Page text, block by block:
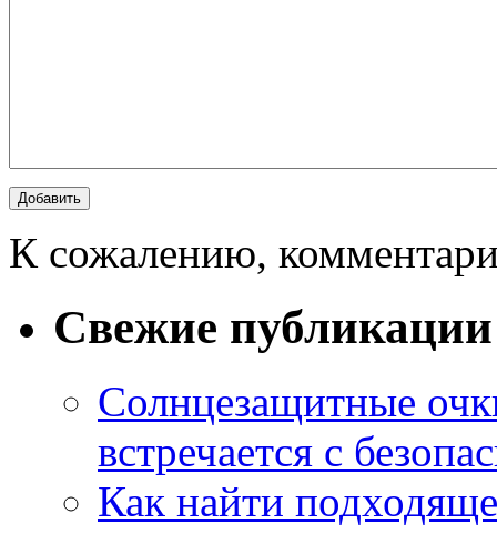
К сожалению,
Свежие публикации
Солнцезащитные
встречается с
Как найти